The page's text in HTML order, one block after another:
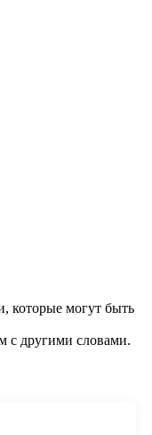
которые могут быть
с другими словами.